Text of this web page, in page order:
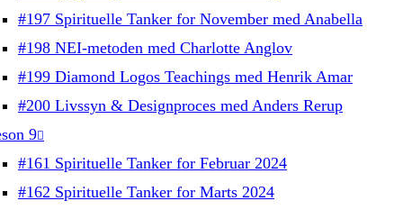
#197 Spirituelle Tanker for November med Anabella
#198 NEI-metoden med Charlotte Anglov
#199 Diamond Logos Teachings med Henrik Amar
#200 Livssyn & Designproces med Anders Rerup
9
#161 Spirituelle Tanker for Februar 2024
#162 Spirituelle Tanker for Marts 2024